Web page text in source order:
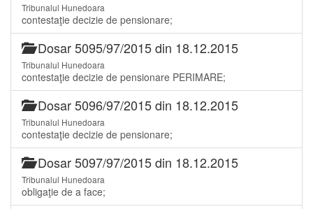
Tribunalul Hunedoara
contestaţie decizie de pensionare;
Dosar 5095/97/2015 din 18.12.2015
Tribunalul Hunedoara
contestaţie decizie de pensionare PERIMARE;
Dosar 5096/97/2015 din 18.12.2015
Tribunalul Hunedoara
contestaţie decizie de pensionare;
Dosar 5097/97/2015 din 18.12.2015
Tribunalul Hunedoara
obligaţie de a face;